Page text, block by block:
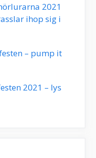
2021
ihop sig i
– pump it
2021 – lys